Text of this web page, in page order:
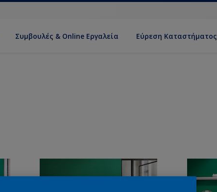
Συμβουλές & Online Εργαλεία Εύρεση Καταστήματος